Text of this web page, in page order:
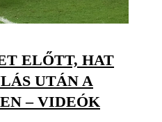
ELŐTT, HAT
UTÁN A
– VIDEÓK